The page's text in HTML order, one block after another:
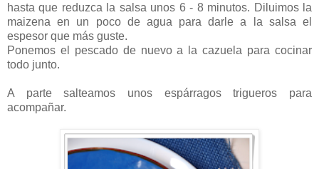
hasta que reduzca la salsa unos 6 - 8 minutos. Diluimos la
maizena en un poco de agua para darle a la salsa el
espesor que más guste.
Ponemos el pescado de nuevo a la cazuela para cocinar
todo junto.
A parte salteamos unos espárragos trigueros para
acompañar.